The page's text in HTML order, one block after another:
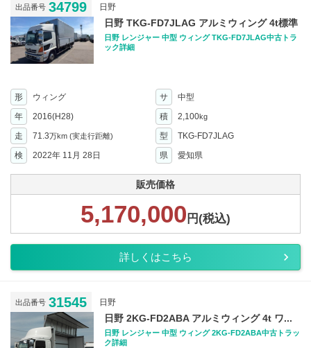
出品番号 34799 日野
日野 TKG-FD7JLAG アルミウィング 4t標準
日野 レンジャー 中型 ウィング TKG-FD7JLAG中古トラ
ック詳細
形 ウィング サ
中型
年
2016(H28) 積 2,100kg
走 71.3万km (実走行距離) 型
TKG-FD7JLAG
検
2022年 11月 28日 県 愛知県
販売価格
5,170,000 円(税込)
詳しくはこちら
出品番号 31545 日野
日野 2KG-FD2ABA アルミウィング 4t ワ...
日野 レンジャー 中型 ウィング 2KG-FD2ABA中古トラッ
ク詳細